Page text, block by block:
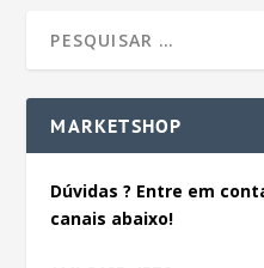
MARKETSHOP
Dúvidas ? Entre em
canais abaixo!